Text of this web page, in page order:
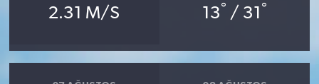
2.31 M/S 13° / 31 °